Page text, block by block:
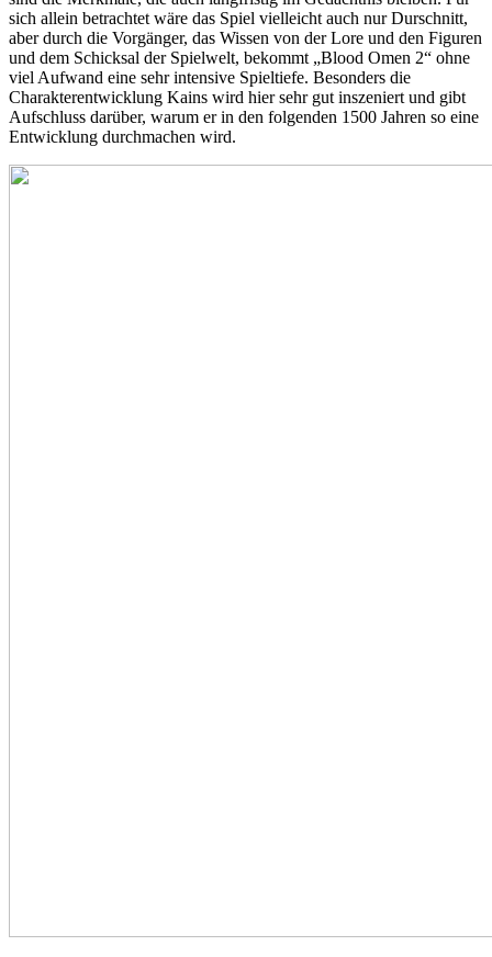
sich allein betrachtet wäre das Spiel vielleicht auch nur Durschnitt,
aber durch die Vorgänger, das Wissen von der Lore und den Figuren
und dem Schicksal der Spielwelt, bekommt „Blood Omen 2“ ohne
viel Aufwand eine sehr intensive Spieltiefe. Besonders die
Charakterentwicklung Kains wird hier sehr gut inszeniert und gibt
Aufschluss darüber, warum er in den folgenden 1500 Jahren so eine
Entwicklung durchmachen wird.